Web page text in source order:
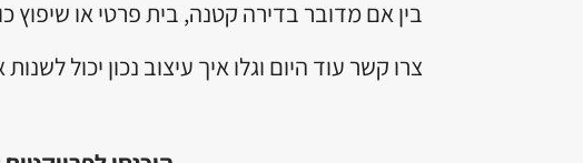
בין אם מדובר בדירה קטנה, בית פרטי או
צרו קשר עוד היום וגלו איך עיצוב נכון יכול